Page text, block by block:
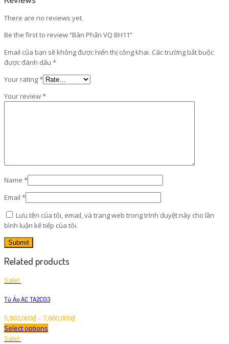
There are no reviews yet.
Be the first to review “Bàn Phấn VQ BH11”
Email của bạn sẽ không được hiển thị công khai. Các trường bắt buộc
được đánh dấu *
Your rating*
Your review*
Name *
Email *
Lưu tên của tôi, email, và trang web trong trình duyệt này cho lần
bình luận kế tiếp của tôi.
Related products
Sale!
Tủ Áo AC TA2C03
5,800,000₫– 7,600,000₫
Select options
Sale!